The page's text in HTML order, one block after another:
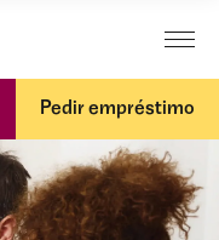
Pedir empréstimo